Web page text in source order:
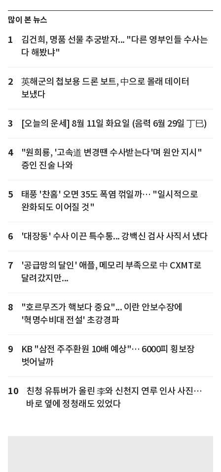
많이 본 뉴스
1
김건희, 명품 선물 추궁받자... "다른 영부인들 수사는
다 해봤냐"
2
英해군의 첩보용 드론 보트, 中으로 몰래 데이터
보냈다
3 [오늘의 운세] 8월 11일 화요일 (음력 6월 29일 丁巳)
4
"원희룡, '고속道 변경땐 수사받는다'며 원안 지시"
증인 진술 나와
5
태풍 '찬홈' 오면 35도 폭염 꺾일까… "일시적으로
완화되도 이어질 것"
6 '대장동' 수사 이끈 특수통... 강백신 검사 사직서 냈다
7
'공급망의 달인' 애플, 메모리 부족으로 中 CXMT로
달려갔지만...
8
"호르무즈가 핵보다 중요"... 이란 안보수장에
'혁명수비대 전설' 초강경파
9
KB "삼전 주주환원 10배 예상"… 6000피 횡보장
벗어날까
10
친청 유튜버가 올린 李와 신천지 연루 인사 사진…
바로 옆에 정청래도 있었다